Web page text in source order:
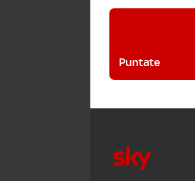
Puntate